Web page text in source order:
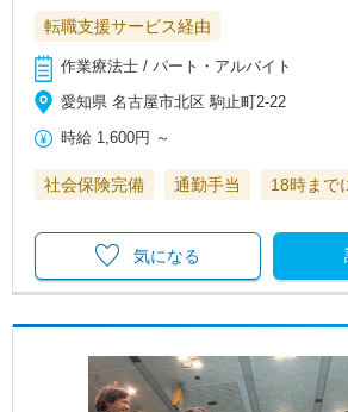
転職支援サービス経由
作業療法士 / パート・アルバイト
愛知県 名古屋市北区 駒止町2-22
時給 1,600円 ～
社会保険完備 通勤手当 18時まで
気になる